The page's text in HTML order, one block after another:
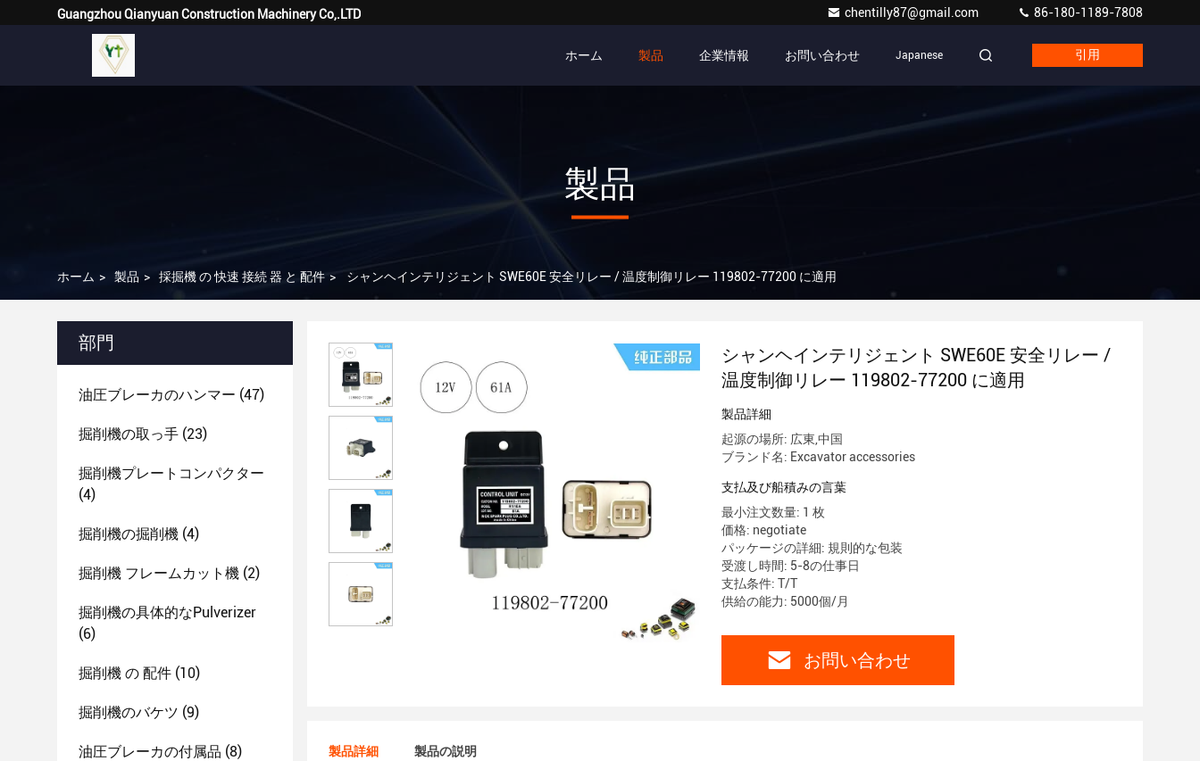
Guangzhou Qianyuan Construction Machinery Co,.LTD chentilly87@gmail.com 86-180-1189-7808
ホーム 製品 企業情報 お問い合わせ Japanese 引用
製品
ホーム > 製品 > 採掘機 の 快速 接続 器 と 配件 > シャンヘインテリジェント SWE60E 安全リレー / 温度制御リレー 119802-77200 に適用
部門
油圧ブレーカのハンマー (47)
掘削機の取っ手 (23)
掘削機プレートコンパクター
(4)
掘削機の掘削機 (4)
掘削機 フレームカット機 (2)
掘削機の具体的なpulverizer
(6)
掘削機 の 配件 (10)
掘削機のバケツ (9)
油圧ブレーカの付属品 (8)
シャンヘインテリジェント SWE60E 安全リレー /
温度制御リレー 119802-77200 に適用
製品詳細
起源の場所: 広東,中国
ブランド名: Excavator accessories
支払及び船積みの言葉
最小注文数量: 1 枚
価格: negotiate
パッケージの詳細: 規則的な包装
受渡し時間: 5-8の仕事日
支払条件: T/T
供給の能力: 5000個/月
お問い合わせ
製品詳細 製品の説明